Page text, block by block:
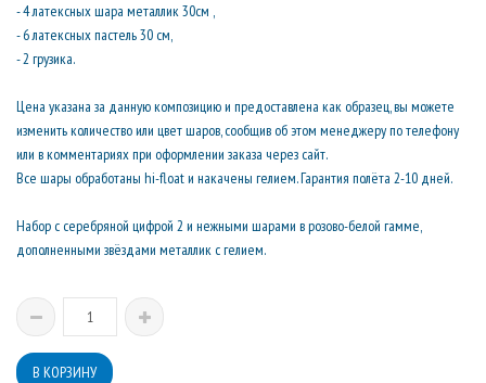
- 4 латексных шара металлик 30см ,
- 6 латексных пастель 30 см,
- 2 грузика.
Цена указана за данную композицию и предоставлена как образец, вы можете
изменить количество или цвет шаров, сообщив об этом менеджеру по телефону
или в комментариях при оформлении заказа через сайт.
Все шары обработаны hi-float и накачены гелием. Гарантия полёта 2-10 дней.
Набор с серебряной цифрой 2 и нежными шарами в розово-белой гамме,
дополненными звёздами металлик с гелием.